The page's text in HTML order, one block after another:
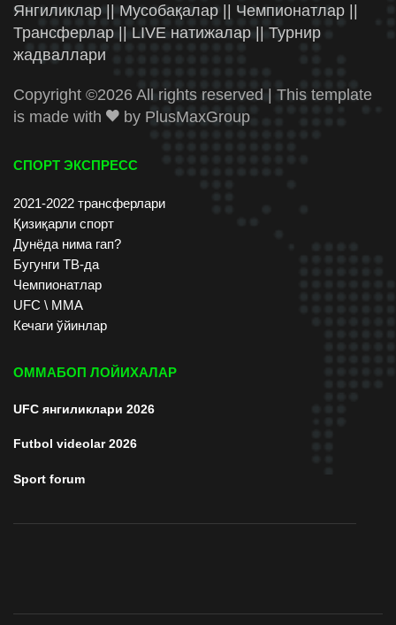
Янгиликлар || Мусобақалар || Чемпионатлар ||
Трансферлар || LIVE натижалар || Турнир
жадваллари
Copyright ©2026 All rights reserved | This template
is made with
by PlusMaxGroup
СПОРТ ЭКСПРЕСС
2021-2022 трансферлари
Қизиқарли спорт
Дунёда нима гап?
Бугунги ТВ-да
Чемпионатлар
UFC \ ММА
Кечаги ўйинлар
ОММАБОП ЛОЙИХАЛАР
UFC янгиликлари 2026
Futbol videolar 2026
Sport forum